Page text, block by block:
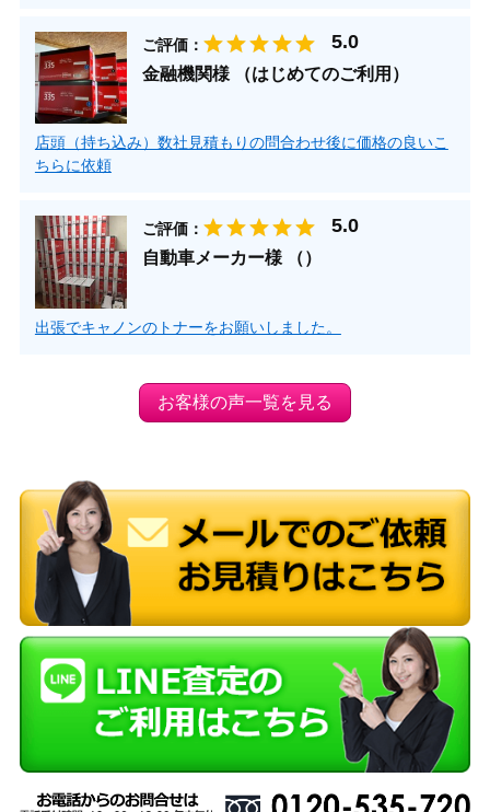
ご評価：
金融機関様 （はじめてのご利用）
店頭（持ち込み）数社見積もりの問合わせ後に価格の良いこ
ちらに依頼
ご評価：
自動車メーカー様 （）
出張でキャノンのトナーをお願いしました。
お客様の声一覧を見る